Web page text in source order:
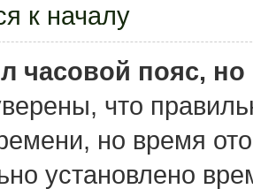
к началу
часовой пояс,
что
но время
установлено